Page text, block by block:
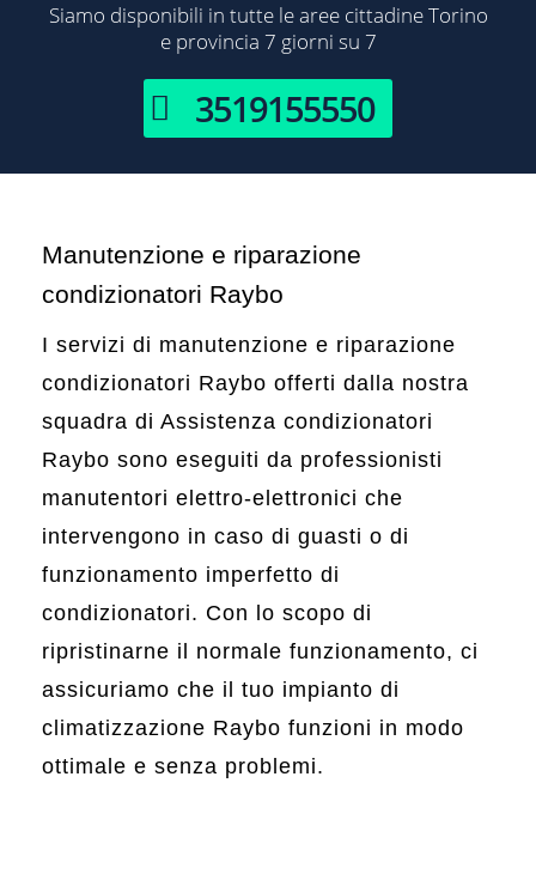
Siamo disponibili in tutte le aree cittadine Torino
e provincia 7 giorni su 7
3519155550
Manutenzione e riparazione
condizionatori Raybo
I servizi di manutenzione e riparazione
condizionatori Raybo offerti dalla nostra
squadra di Assistenza condizionatori
Raybo sono eseguiti da professionisti
manutentori elettro-elettronici che
intervengono in caso di guasti o di
funzionamento imperfetto di
condizionatori. Con lo scopo di
ripristinarne il normale funzionamento, ci
assicuriamo che il tuo impianto di
climatizzazione Raybo funzioni in modo
ottimale e senza problemi.